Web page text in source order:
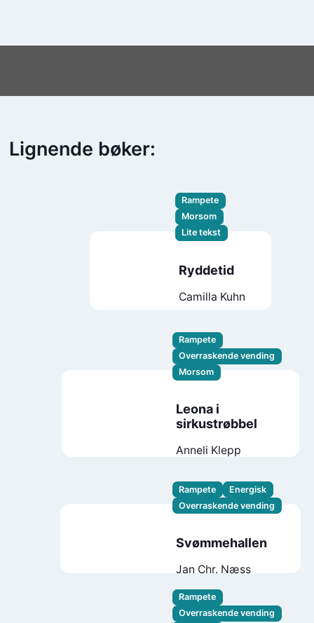
Lignende bøker:
Rampete
Morsom
Lite tekst
Ryddetid
Camilla Kuhn
Rampete
Overraskende vending
Morsom
Leona i
sirkustrøbbel
Anneli Klepp
Rampete
Energisk
Overraskende vending
Svømmehallen
Jan Chr. Næss
Rampete
Overraskende vending